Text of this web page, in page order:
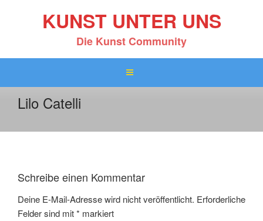
KUNST UNTER UNS
Die Kunst Community
Lilo Catelli
Schreibe einen Kommentar
Deine E-Mail-Adresse wird nicht veröffentlicht. Erforderliche
Felder sind mit* markiert